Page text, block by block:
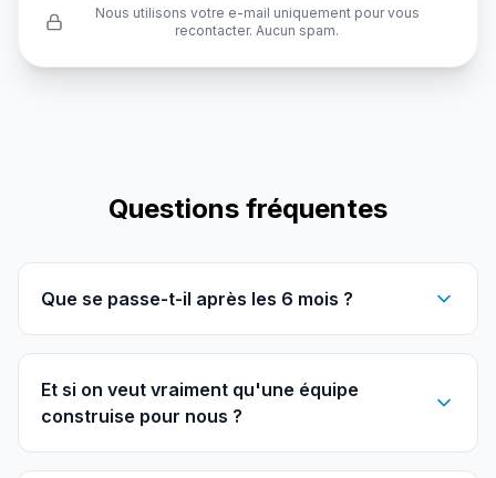
Nous utilisons votre e-mail uniquement pour vous
recontacter. Aucun spam.
Questions fréquentes
Que se passe-t-il après les 6 mois ?
Et si on veut vraiment qu'une équipe
construise pour nous ?